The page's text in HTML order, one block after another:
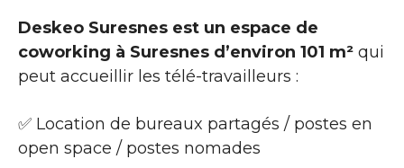
Deskeo Suresnes est un espace de
coworking à Suresnes d’environ 101 m² qui
peut accueillir les télé-travailleurs :
✅ Location de bureaux partagés / postes en
open space / postes nomades